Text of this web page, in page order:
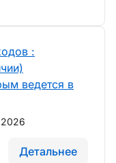
:
ведется в
Детальнее